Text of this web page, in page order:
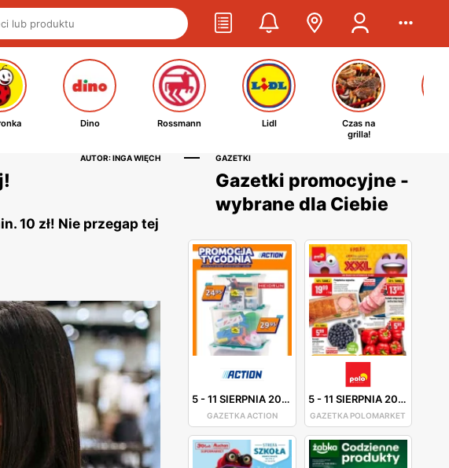
Dino Rossmann Lidl
Czas na
grilla!
AUTOR: INGA WIĘCH
10 zł! Nie przegap tej
GAZETKI
Gazetki promocyjne -
wybrane dla Ciebie
5-11 SIERPNIA 2026
GAZETKA ACTION
5-11 SIERPNIA 2026
GAZETKA POLOMARKET